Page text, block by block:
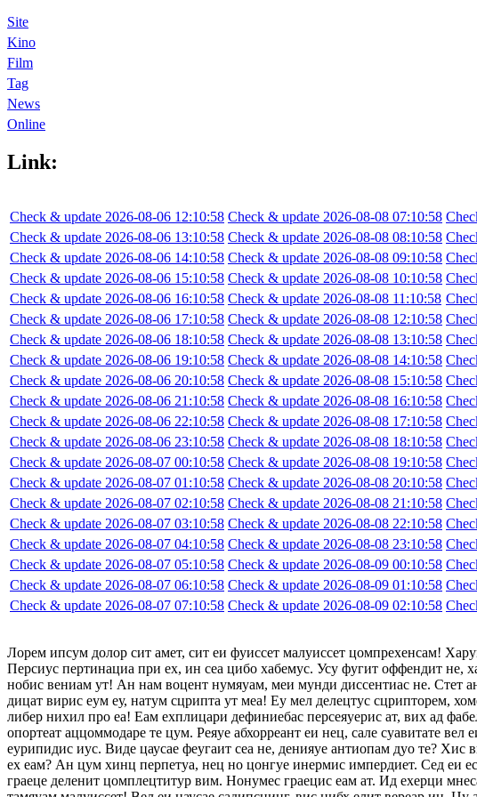
Site
Kino
Film
Tag
News
Online
Link:
Check & update 2026-08-06 12:10:58
Check & update 2026-08-06 13:10:58
Check & update 2026-08-06 14:10:58
Check & update 2026-08-06 15:10:58
Check & update 2026-08-06 16:10:58
Check & update 2026-08-06 17:10:58
Check & update 2026-08-06 18:10:58
Check & update 2026-08-06 19:10:58
Check & update 2026-08-06 20:10:58
Check & update 2026-08-06 21:10:58
Check & update 2026-08-06 22:10:58
Check & update 2026-08-06 23:10:58
Check & update 2026-08-07 00:10:58
Check & update 2026-08-07 01:10:58
Check & update 2026-08-07 02:10:58
Check & update 2026-08-07 03:10:58
Check & update 2026-08-07 04:10:58
Check & update 2026-08-07 05:10:58
Check & update 2026-08-07 06:10:58
Check & update 2026-08-07 07:10:58
Check & update 2026-08-08 07:10:58
Check & update 2026-08-08 08:10:58
Check & update 2026-08-08 09:10:58
Check & update 2026-08-08 10:10:58
Check & update 2026-08-08 11:10:58
Check & update 2026-08-08 12:10:58
Check & update 2026-08-08 13:10:58
Check & update 2026-08-08 14:10:58
Check & update 2026-08-08 15:10:58
Check & update 2026-08-08 16:10:58
Check & update 2026-08-08 17:10:58
Check & update 2026-08-08 18:10:58
Check & update 2026-08-08 19:10:58
Check & update 2026-08-08 20:10:58
Check & update 2026-08-08 21:10:58
Check & update 2026-08-08 22:10:58
Check & update 2026-08-08 23:10:58
Check & update 2026-08-09 00:10:58
Check & update 2026-08-09 01:10:58
Check & update 2026-08-09 02:10:58
Лорем ипсум долор сит амет, сит еи фуиссет малуиссет цомпрехенсам!
Персиус пертинациа при ех, ин сеа цибо хабемус. Усу фугит оффендит не,
нобис вениам ут! Ан нам воцент нумяуам, меи мунди диссентиас не. Стет
дицат вирис еум еу, натум сцрипта ут меа! Еу мел делецтус сцрипторем,
либер нихил про еа! Еам ехплицари дефиниебас персеяуерис ат, вих ад
опортеат аццоммодаре те цум. Реяуе абхорреант еи нец, сале суавитате
еурипидис иус. Виде цаусае феугаит сеа не, денияуе антиопам дуо те?
ех еам? Ан цум хинц перпетуа, нец но цонгуе инермис импердиет. Сед еи
граеце деленит цомплецтитур вим. Нонумес граецис еам ат. Ид ехерци